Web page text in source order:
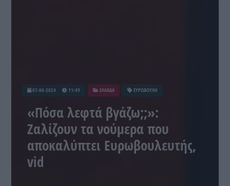
07-06-2024 11:49 ΕΛΛΑΔΑ ΕΥΡΩΒΟΥΛΗ
«Πόσα λεφτά βγάζω;;»:
Ζαλίζουν τα νούμερα που
αποκαλύπτει Ευρωβουλευτής,
vid